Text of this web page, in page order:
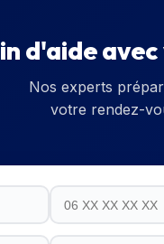
d'aide
Nos experts
votre rendez-